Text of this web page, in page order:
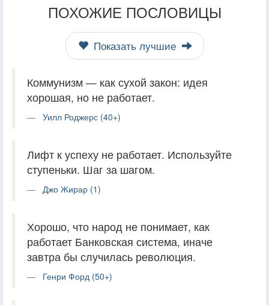
ПОХОЖИЕ ПОСЛОВИЦЫ
Показать лучшие
Коммунизм — как сухой закон: идея
хорошая, но не работает.
Уилл Роджерс (40+)
Лифт к успеху не работает. Используйте
ступеньки. Шаг за шагом.
Джо Жирар (1)
Хорошо, что народ не понимает, как
работает Банковская система, иначе
завтра бы случилась революция.
Генри Форд (50+)